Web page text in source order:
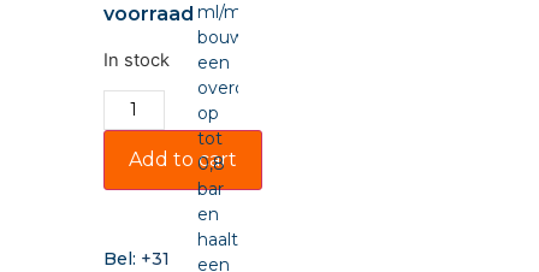
voorraad
In stock
Add to cart
Bel: +31
ml/min,
bouwt
een
overdruk
op
tot
0,8
bar
en
haalt
een